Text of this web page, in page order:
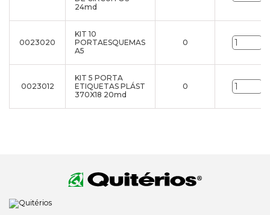
24md
0023020
KIT 10
PORTAESQUEMAS
A5
0
0023012
KIT 5 PORTA
ETIQUETAS PLÁST
370X18 20md
0